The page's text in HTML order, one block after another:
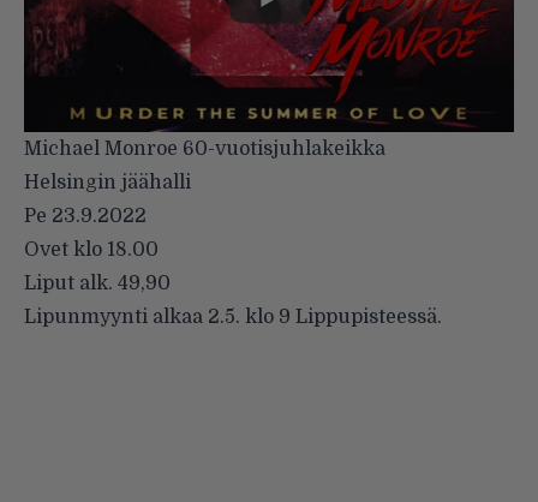
Michael Monroe 60-vuotisjuhlakeikka
Helsingin jäähalli
Pe 23.9.2022
Ovet klo 18.00
Liput alk. 49,90
Lipunmyynti alkaa 2.5. klo 9 Lippupisteessä.